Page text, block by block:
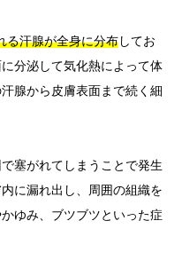
る汗腺が全身に分布してお
分泌して気化熱によって体
腺から皮膚表面まで続く細
塞がれてしまうことで発生
に漏れ出し、周囲の組織を
ゆみ、ブツブツといった症